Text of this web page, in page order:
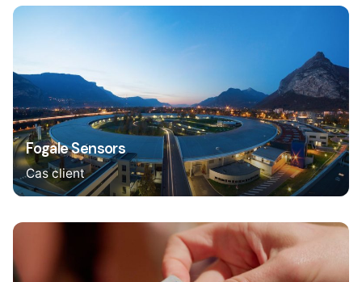
Fogale Sensors
Cas client